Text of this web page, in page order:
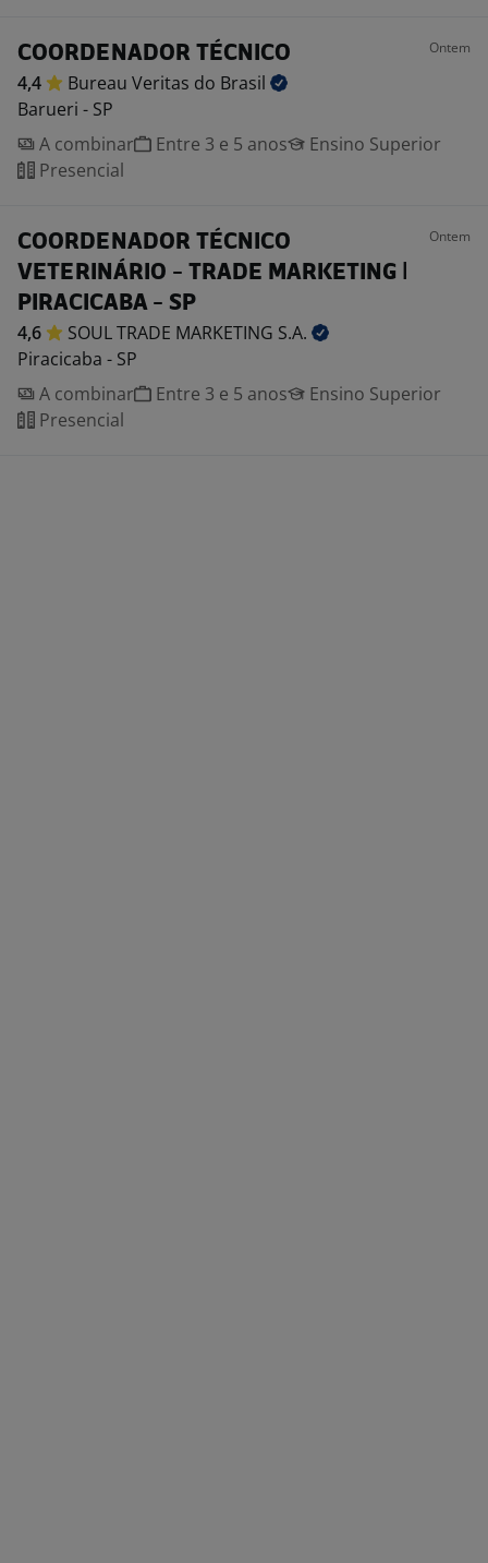
COORDENADOR TÉCNICO Ontem
4,4 Bureau Veritas do Brasil
Barueri - SP
A combinar
Entre 3 e 5 anos
Ensino Superior
Presencial
COORDENADOR TÉCNICO
VETERINÁRIO - TRADE MARKETING |
PIRACICABA - SP
Ontem
4,6 SOUL TRADE MARKETING S.A.
Piracicaba - SP
A combinar
Entre 3 e 5 anos
Ensino Superior
Presencial